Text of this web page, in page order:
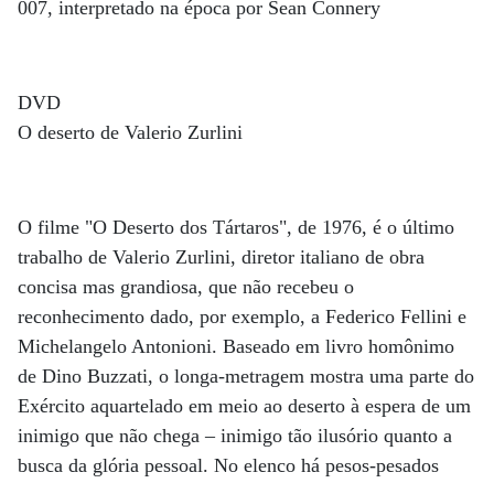
007, interpretado na época por Sean Connery
DVD
O deserto de Valerio Zurlini
O filme "O Deserto dos Tártaros", de 1976, é o último
trabalho de Valerio Zurlini, diretor italiano de obra
concisa mas grandiosa, que não recebeu o
reconhecimento dado, por exemplo, a Federico Fellini e
Michelangelo Antonioni. Baseado em livro homônimo
de Dino Buzzati, o longa-metragem mostra uma parte do
Exército aquartelado em meio ao deserto à espera de um
inimigo que não chega – inimigo tão ilusório quanto a
busca da glória pessoal. No elenco há pesos-pesados